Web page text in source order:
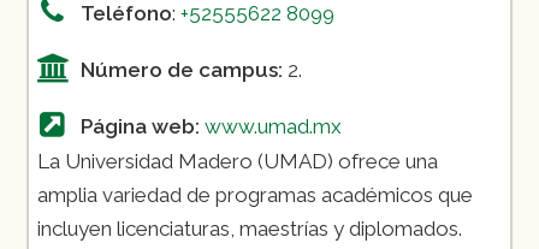
Teléfono: +52555622 8099
Número de campus: 2.
Página web: www.umad.mx
La Universidad Madero (UMAD) ofrece una
amplia variedad de programas académicos que
incluyen licenciaturas, maestrías y diplomados.